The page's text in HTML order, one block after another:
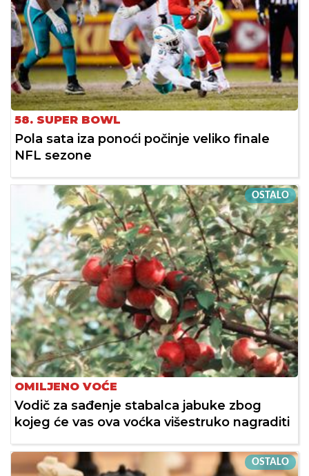
58. SUPER BOWL
Pola sata iza ponoći počinje veliko finale
NFL sezone
OSTALO
OMILJENO VOĆE
Vodič za sađenje stabalca jabuke zbog
kojeg će vas ova voćka višestruko nagraditi
OSTALO